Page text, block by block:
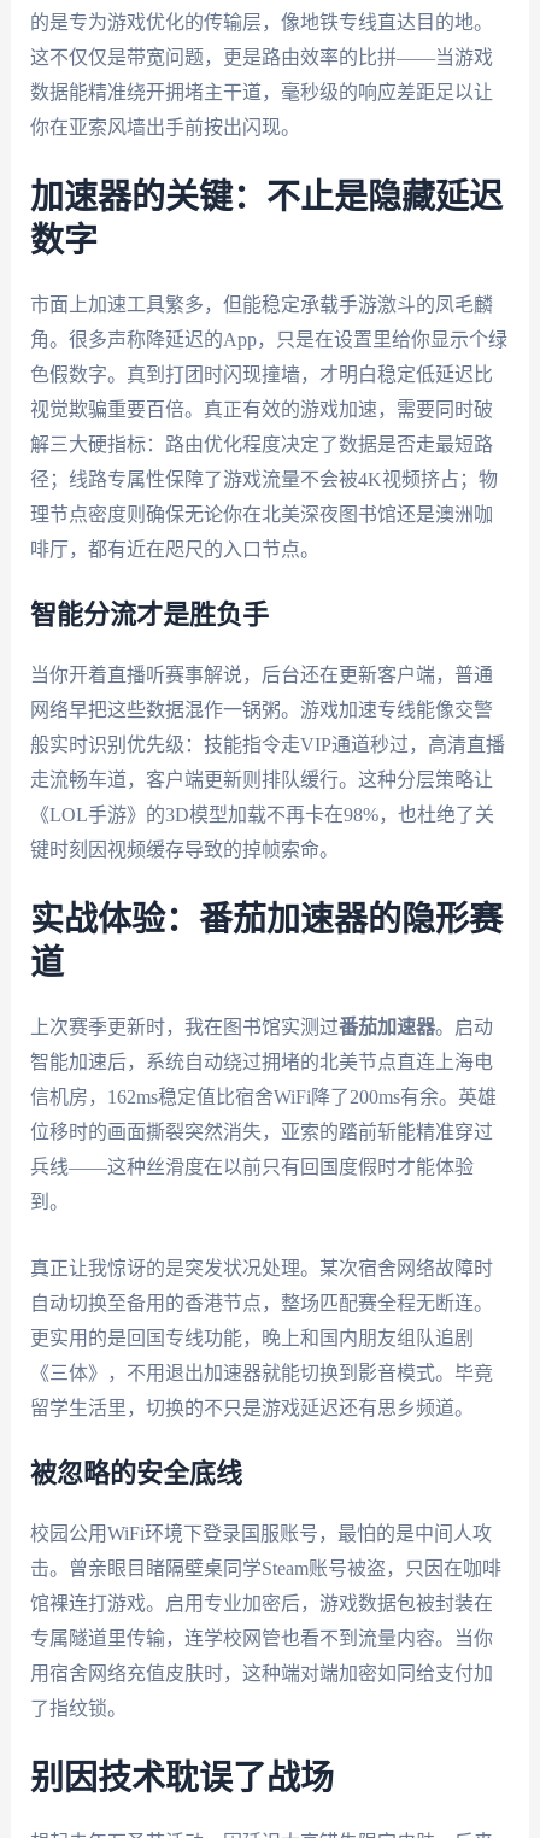
的是专为游戏优化的传输层，像地铁专线直达目的地。
这不仅仅是带宽问题，更是路由效率的比拼——当游戏
数据能精准绕开拥堵主干道，毫秒级的响应差距足以让
你在亚索风墙出手前按出闪现。
加速器的关键：不止是隐藏延迟
数字
市面上加速工具繁多，但能稳定承载手游激斗的凤毛麟
角。很多声称降延迟的App，只是在设置里给你显示个绿
色假数字。真到打团时闪现撞墙，才明白稳定低延迟比
视觉欺骗重要百倍。真正有效的游戏加速，需要同时破
解三大硬指标：路由优化程度决定了数据是否走最短路
径；线路专属性保障了游戏流量不会被4K视频挤占；物
理节点密度则确保无论你在北美深夜图书馆还是澳洲咖
啡厅，都有近在咫尺的入口节点。
智能分流才是胜负手
当你开着直播听赛事解说，后台还在更新客户端，普通
网络早把这些数据混作一锅粥。游戏加速专线能像交警
般实时识别优先级：技能指令走VIP通道秒过，高清直播
走流畅车道，客户端更新则排队缓行。这种分层策略让
《LOL手游》的3D模型加载不再卡在98%，也杜绝了关
键时刻因视频缓存导致的掉帧索命。
实战体验：番茄加速器的隐形赛
道
上次赛季更新时，我在图书馆实测过番茄加速器。启动
智能加速后，系统自动绕过拥堵的北美节点直连上海电
信机房，162ms稳定值比宿舍WiFi降了200ms有余。英雄
位移时的画面撕裂突然消失，亚索的踏前斩能精准穿过
兵线——这种丝滑度在以前只有回国度假时才能体验
到。
真正让我惊讶的是突发状况处理。某次宿舍网络故障时
自动切换至备用的香港节点，整场匹配赛全程无断连。
更实用的是回国专线功能，晚上和国内朋友组队追剧
《三体》，不用退出加速器就能切换到影音模式。毕竟
留学生活里，切换的不只是游戏延迟还有思乡频道。
被忽略的安全底线
校园公用WiFi环境下登录国服账号，最怕的是中间人攻
击。曾亲眼目睹隔壁桌同学Steam账号被盗，只因在咖啡
馆裸连打游戏。启用专业加密后，游戏数据包被封装在
专属隧道里传输，连学校网管也看不到流量内容。当你
用宿舍网络充值皮肤时，这种端对端加密如同给支付加
了指纹锁。
别因技术耽误了战场